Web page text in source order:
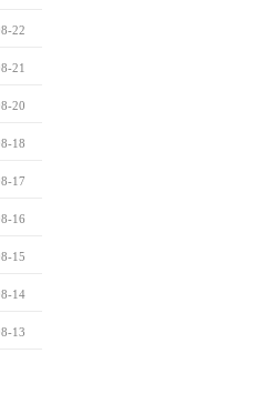
22
21
20
18
17
16
15
14
13